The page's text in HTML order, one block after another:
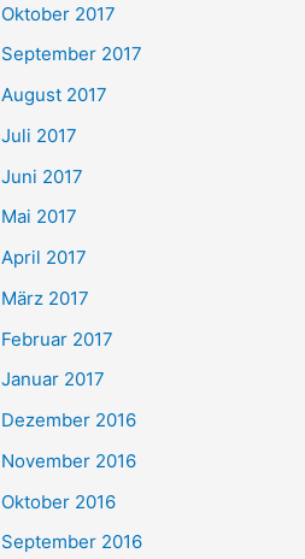
Oktober 2017
September 2017
August 2017
Juli 2017
Juni 2017
Mai 2017
April 2017
März 2017
Februar 2017
Januar 2017
Dezember 2016
November 2016
Oktober 2016
September 2016